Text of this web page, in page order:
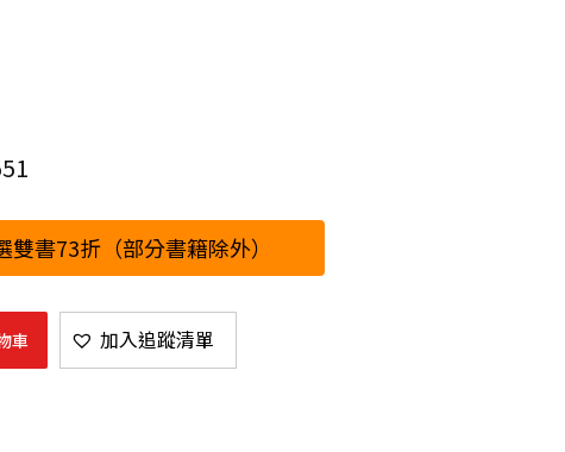
書73折（部分書籍除外）
車 加入追蹤清單